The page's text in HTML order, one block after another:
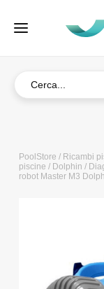
PoolStore / Ricambi
piscine / Dolphin /
robot Master M3